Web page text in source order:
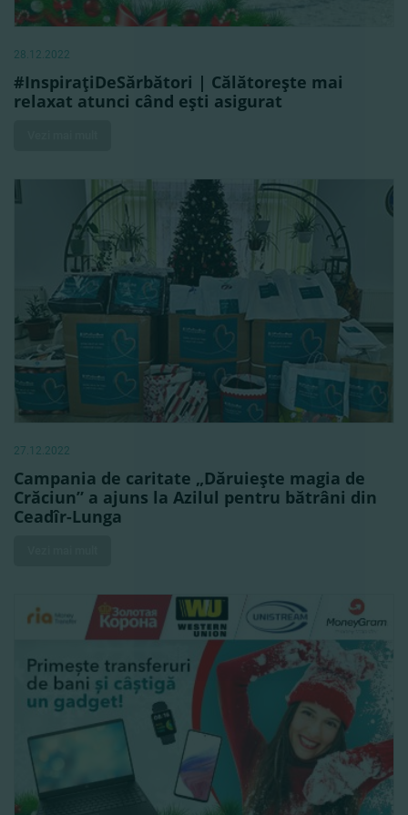
28.12.2022
#InspiraţiDeSărbători | Călătoreşte mai
relaxat atunci când eşti asigurat
27.12.2022
Campania de caritate „Dăruieşte magia de
Crăciun” a ajuns la Azilul pentru bătrâni din
Ceadîr-Lunga